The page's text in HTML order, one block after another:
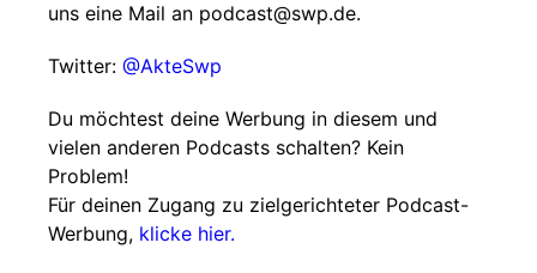
uns eine Mail an podcast@swp.de.
Twitter: @AkteSwp
Du möchtest deine Werbung in diesem und
vielen anderen Podcasts schalten? Kein
Problem!
Für deinen Zugang zu zielgerichteter Podcast-
Werbung, klicke hier.